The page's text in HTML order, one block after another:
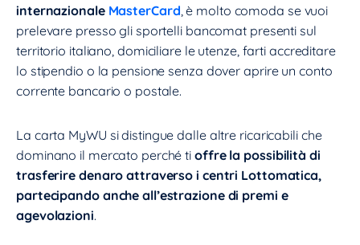
internazionale MasterCard , è molto comoda se vuoi
prelevare presso gli sportelli bancomat presenti sul
territorio italiano, domiciliare le utenze, farti accreditare
lo stipendio o la pensione senza dover aprire un conto
corrente bancario o postale.
La carta MyWU si distingue dalle altre ricaricabili che
dominano il mercato perché ti offre la possibilità di
trasferire denaro attraverso i centri Lottomatica,
partecipando anche all’estrazione di premi e
agevolazioni.